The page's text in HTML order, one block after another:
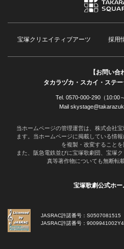
宝塚クリエイティブアーツ 採用
【お問い合
タカラヅカ・スカイ・ステ
Tel. 0570-000-290（10:00
Mail
当ホームページの管理運営は、株式会社
ます。当ホームページに掲載している情
を複製・改変することを
また、阪急電鉄並びに宝塚歌劇団、宝塚
真等著作物についても無断転
宝塚歌劇公式ホー
JASRAC許諾番号：S0507081515
JASRAC許諾番号：